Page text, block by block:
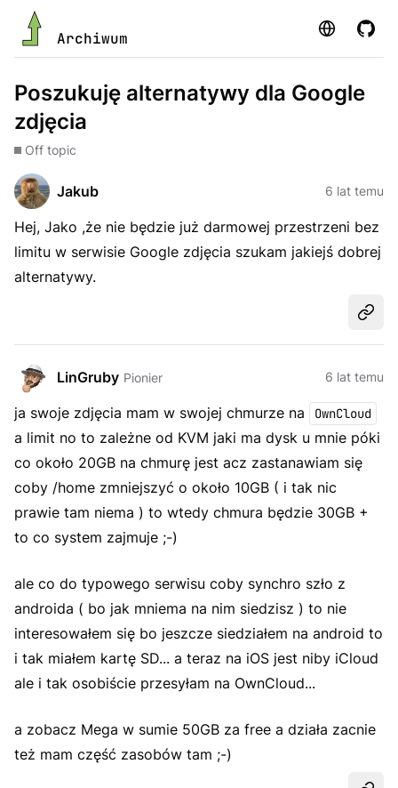
Archiwum Strona
Poszukuję alternatywy dla Google
zdjęcia
Off topic
Jakub 6 lat temu
Hej, Jako ,że nie będzie już darmowej przestrzeni bez
limitu w serwisie Google zdjęcia szukam jakiejś dobrej
alternatywy.
LinGruby Pionier 6 lat temu
ja swoje zdjęcia mam w swojej chmurze na OwnCloud
a limit no to zależne od KVM jaki ma dysk u mnie póki
co około 20GB na chmurę jest acz zastanawiam się
coby /home zmniejszyć o około 10GB ( i tak nic
prawie tam niema ) to wtedy chmura będzie 30GB +
to co system zajmuje ;-)
ale co do typowego serwisu coby synchro szło z
androida ( bo jak mniema na nim siedzisz ) to nie
interesowałem się bo jeszcze siedziałem na android to
i tak miałem kartę SD... a teraz na iOS jest niby iCloud
ale i tak osobiście przesyłam na OwnCloud...
a zobacz Mega w sumie 50GB za free a działa zacnie
też mam część zasobów tam ;-)